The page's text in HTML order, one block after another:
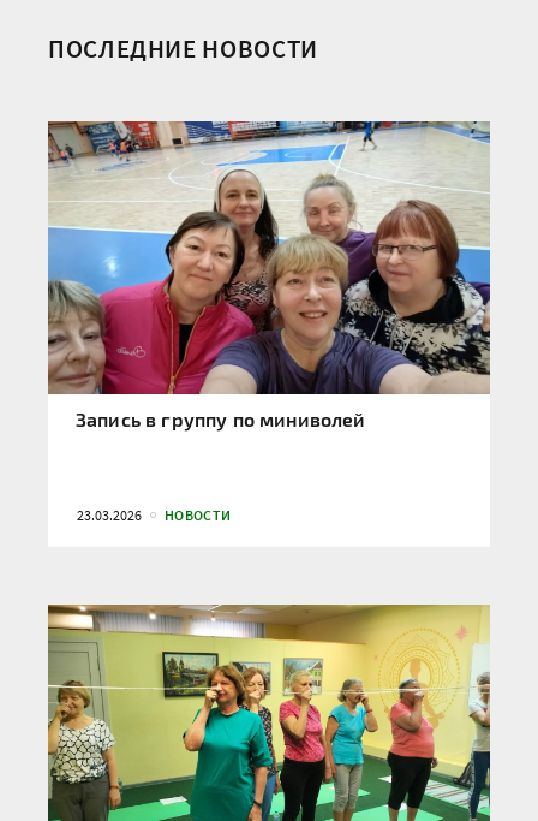
ПОСЛЕДНИЕ НОВОСТИ
Запись в группу по миниволей
23.03.2026 НОВОСТИ